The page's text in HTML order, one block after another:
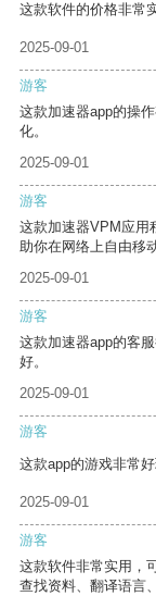
这款软件的价格非常
2025-09-01
游客
这款加速器app的操
化。
2025-09-01
游客
这款加速器VPM应用
助你在网络上自由移动
2025-09-01
游客
这款加速器app的客
好。
2025-09-01
游客
这款app的游戏非常
2025-09-01
游客
这款软件非常实用，
查找资料、翻译语言